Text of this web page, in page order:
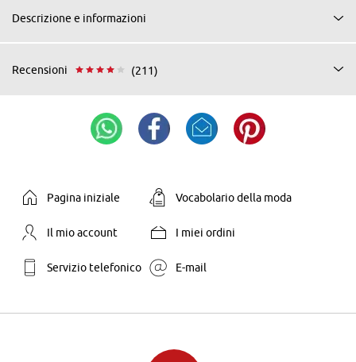
Descrizione e informazioni
Recensioni (211)
Pagina iniziale Vocabolario della moda
Il mio account I miei ordini
Servizio telefonico E-mail